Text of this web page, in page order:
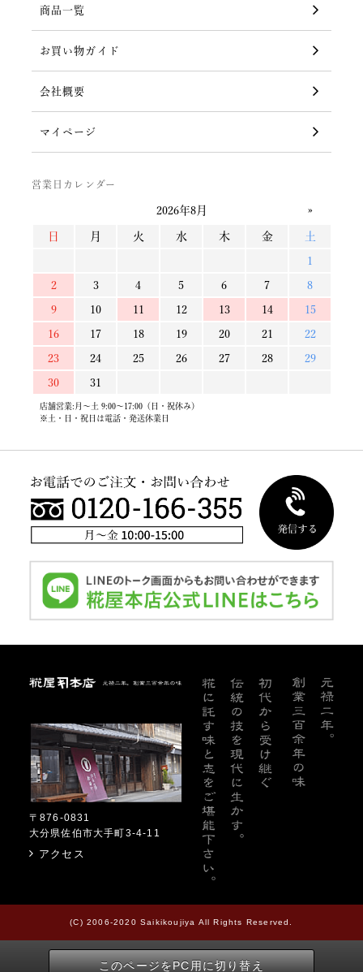
商品一覧
お買い物ガイド
会社概要
マイページ
営業日カレンダー
糀屋本店
〒876-0831
大分県佐伯市大手町3-4-11
アクセス
(C) 2006-2020 Saikikoujiya All Rights Reserved.
このページをPC用に切り替え